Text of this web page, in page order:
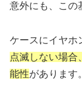
意外にも、この
ケースにイヤホ
点滅しない場合
能性があります。